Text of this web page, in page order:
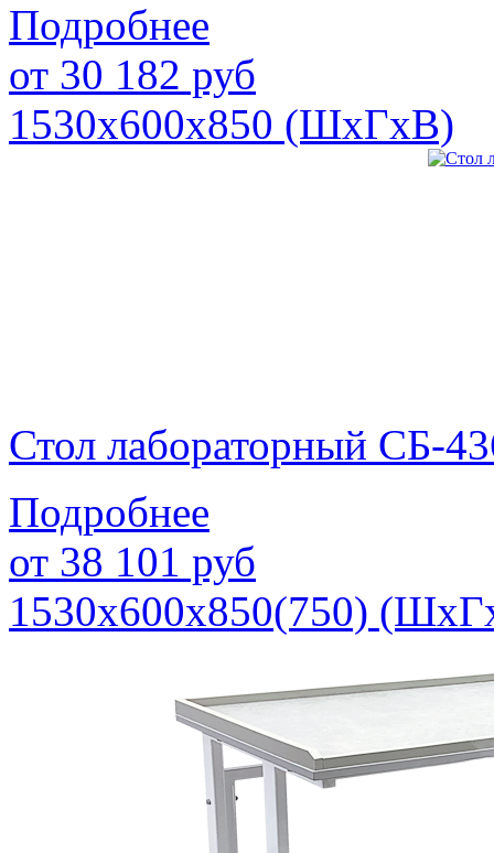
Подробнее
от 30 182 руб
1530х600х850 (ШхГхВ)
Стол лабораторный СБ-
Подробнее
от 38 101 руб
1530х600х850(750)